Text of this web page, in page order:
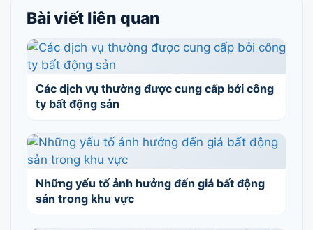
Bài viết liên quan
Các dịch vụ thường được cung cấp bởi công
ty bất động sản
Những yếu tố ảnh hưởng đến giá bất động
sản trong khu vực